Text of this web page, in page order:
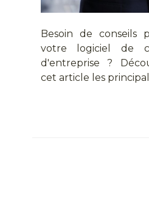
Besoin de conseils
votre logiciel de
d'entreprise ?
cet article les